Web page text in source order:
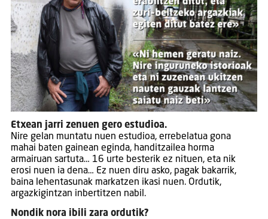
Etxean jarri zenuen gero estudioa.
Nire gelan muntatu nuen estudioa, errebelatua gona
mahai baten gainean eginda, handitzailea horma
armairuan sartuta… 16 urte besterik ez nituen, eta nik
erosi nuen ia dena… Ez nuen diru asko, pagak bakarrik,
baina lehentasunak markatzen ikasi nuen. Ordutik,
argazkigintzan inbertitzen nabil.
Nondik nora ibili zara ordutik?